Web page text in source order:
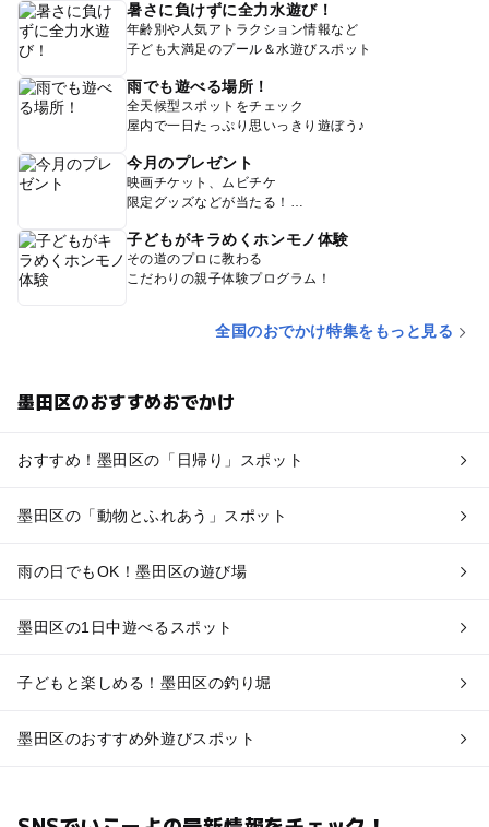
暑さに負けずに全力水遊び！
年齢別や人気アトラクション情報など
子ども大満足のプール＆水遊びスポット
雨でも遊べる場所！
全天候型スポットをチェック
屋内で一日たっぷり思いっきり遊ぼう♪
今月のプレゼント
映画チケット、ムビチケ
限定グッズなどが当たる！
子どもがキラめくホンモノ体験
その道のプロに教わる
こだわりの親子体験プログラム！
全国のおでかけ特集をもっと見る
墨田区のおすすめおでかけ
おすすめ！墨田区の「日帰り」スポット
墨田区の「動物とふれあう」スポット
雨の日でもOK！墨田区の遊び場
墨田区の1日中遊べるスポット
子どもと楽しめる！墨田区の釣り堀
墨田区のおすすめ外遊びスポット